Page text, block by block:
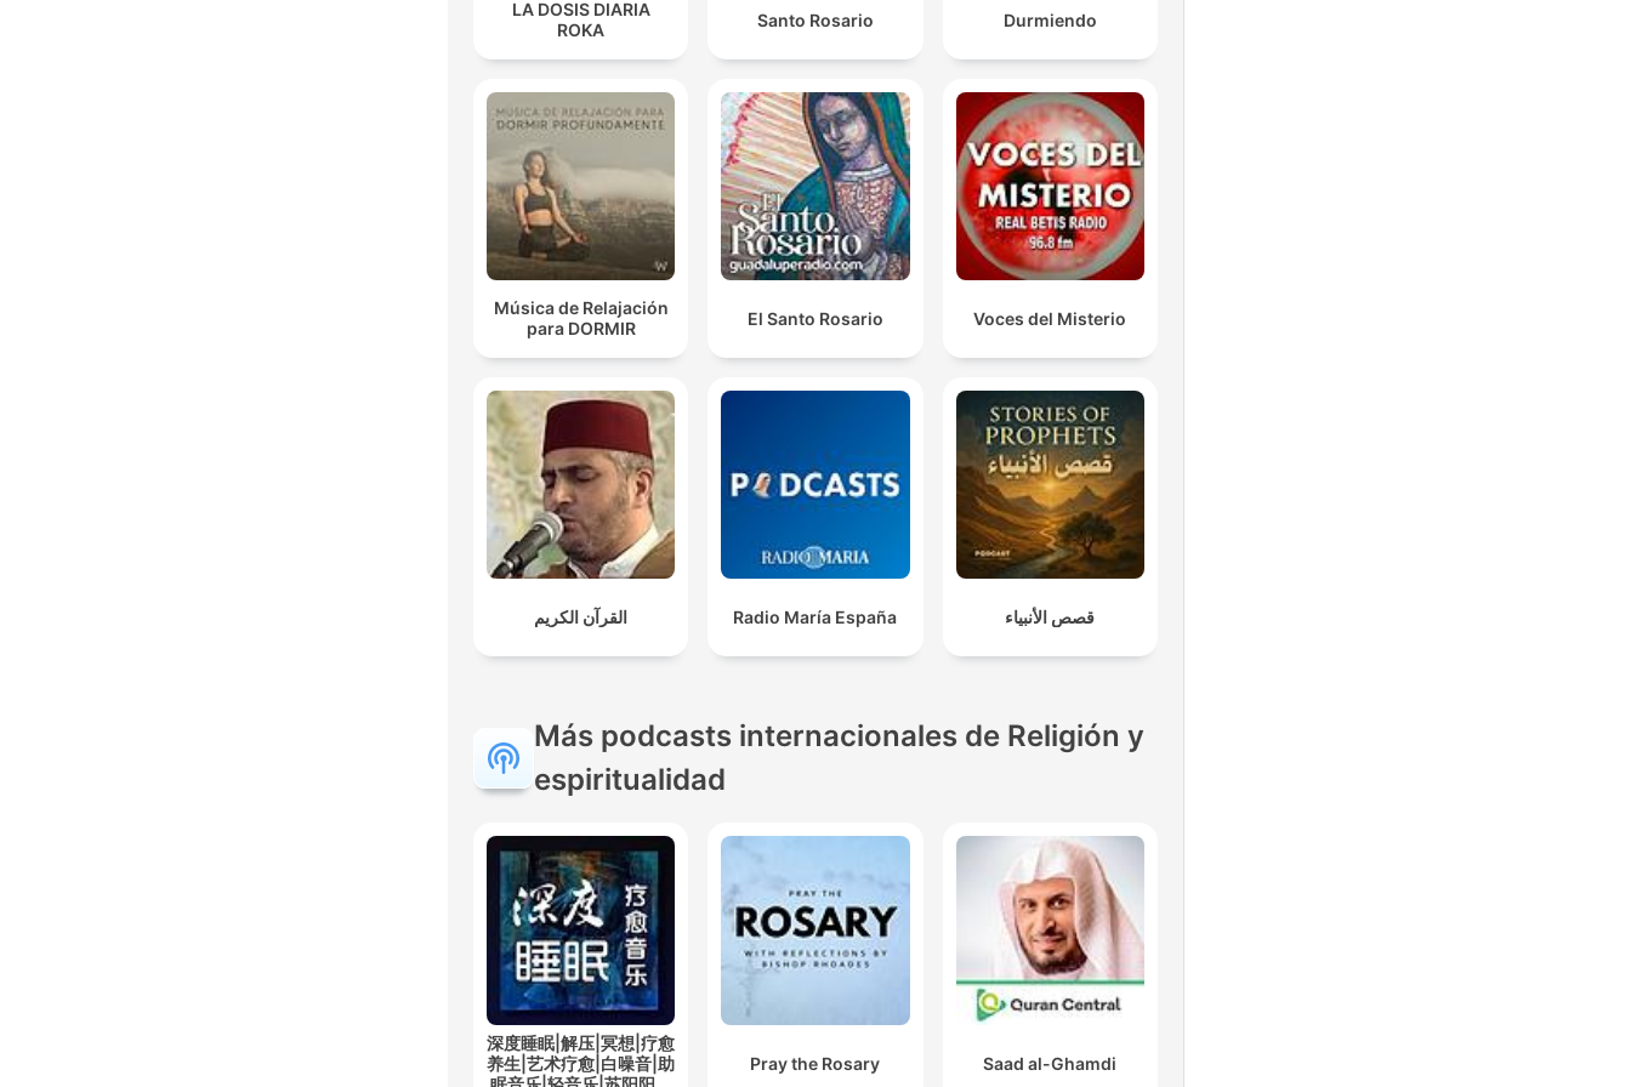
LA DOSIS DIARIA
ROKA
Santo Rosario Durmiendo
Música de Relajación
para DORMIR
El Santo Rosario Voces del Misterio
القرآن الكريم Radio María España قصص الأنبياء
Más podcasts internacionales de Religión y
espiritualidad
深度睡眠|解压|冥想|疗愈
养生|艺术疗愈|白噪音|助
Pray the Rosary Saad al-Ghamdi